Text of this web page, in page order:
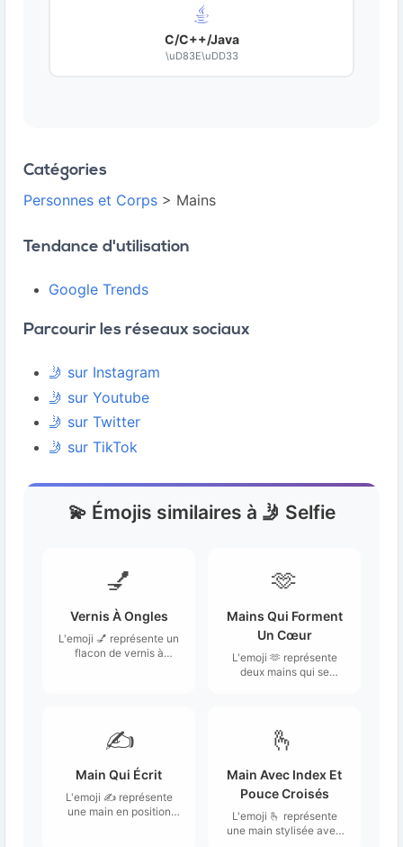
C/C++/Java
\uD83E\uDD33
Catégories
Personnes et Corps > Mains
Tendance d'utilisation
Google Trends
Parcourir les réseaux sociaux
🤳 sur Instagram
🤳 sur Youtube
🤳 sur Twitter
🤳 sur TikTok
💫 Émojis similaires à 🤳 Selfie
💅
Vernis À Ongles
L'emoji 💅 représente un
flacon de vernis à
🫶
Mains Qui Forment
Un Cœur
L'emoji 🫶 représente
deux mains qui se
✍️
Main Qui Écrit
L'emoji ✍️ représente
une main en position
🫰
Main Avec Index Et
Pouce Croisés
L'emoji 🫰 représente
une main stylisée avec